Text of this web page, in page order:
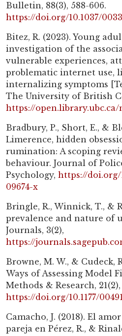
Bulletin, 88(3), 588-606.
https://doi.org/10.1037/
Bitez, R. (2023). Young
investigation of the
vulnerable experiences,
problematic internet use,
internalizing symptoms
The University of British
https://open.library.ubc.ca/media/
Bradbury, P., Short, E., &
Limerence, hidden
rumination: A scoping
behaviour. Journal of
Psychology, https://doi.org/
09674-x
Bringle, R., Winnick, T., &
prevalence and nature of
Journals, 3(2),
https://journals.sagepub.com/doi/full/
Browne, M. W., & Cudeck,
Ways of Assessing Model
Methods & Research, 21(2),
https://doi.org/10.1177/
Camacho, J. (2018). El
pareja en Pérez, R., &